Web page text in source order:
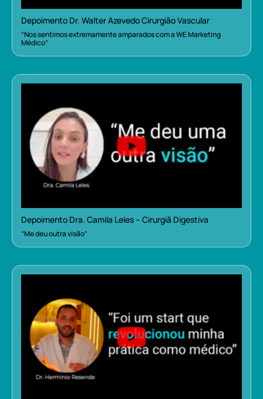
Depoimento Dr. Walter Azevedo Cirurgião Vascular
“Nos sentimos extremamente amparados com a WE Marketing
Médico”
Depoimento Dra. Camila Leles – Cirurgiã Digestiva
“Me deu outra visão”